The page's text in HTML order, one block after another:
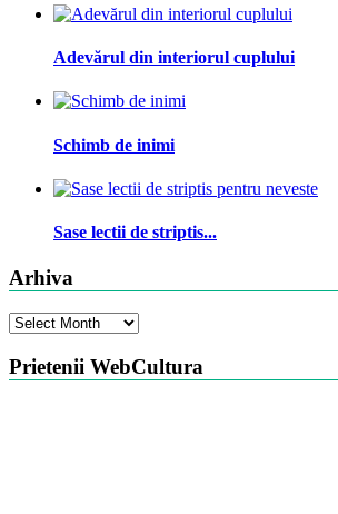
Adevărul din interiorul cuplului
Schimb de inimi
Sase lectii de striptis...
Arhiva
Arhiva
Prietenii WebCultura